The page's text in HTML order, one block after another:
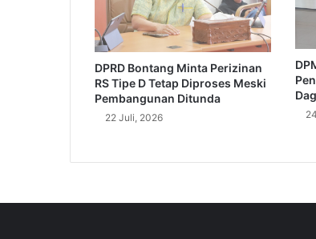
DPRD Bontang Minta Perizinan
RS Tipe D Tetap Diproses Meski
Pembangunan Ditunda
22 Juli, 2026